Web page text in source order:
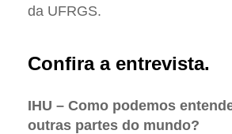
da UFRGS.
Confira a entrevista.
IHU – Como podemos
outras partes do mundo?